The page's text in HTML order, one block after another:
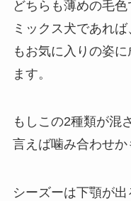
どちらも薄めの毛
ミックス犬であれ
もお気に入りの姿
ます。
もしこの2種類が混
言えば噛み合わせか
シーズーは下顎が